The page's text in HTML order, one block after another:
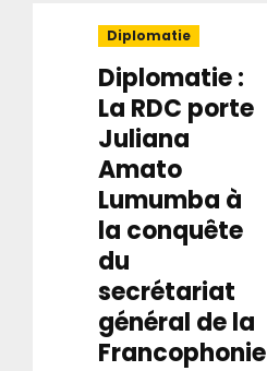
Diplomatie
Diplomatie :
La RDC porte
Juliana
Amato
Lumumba à
la conquête
du
secrétariat
général de la
Francophonie